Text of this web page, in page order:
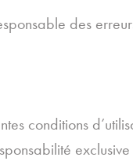
des
conditions
exclusive